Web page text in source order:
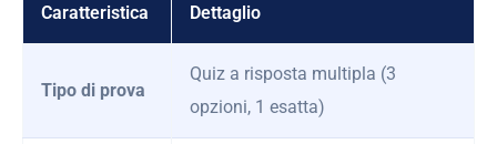
Caratteristica Dettaglio
Tipo di prova
Quiz a risposta multipla (3
opzioni, 1 esatta)